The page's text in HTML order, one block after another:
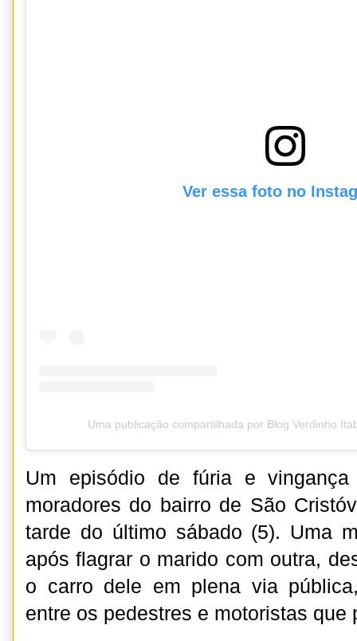
Ver essa foto no
Uma publicação compartilhada por Blog Verdinho
Um episódio de fúria e
moradores do bairro de São
tarde do último sábado (5). Uma
após flagrar o marido com outra,
o carro dele em plena via
entre os pedestres e motoristas que